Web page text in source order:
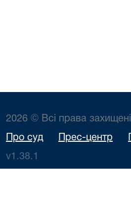
2026 © Всі права захищені
Про суд Прес-центр
v1.38.1